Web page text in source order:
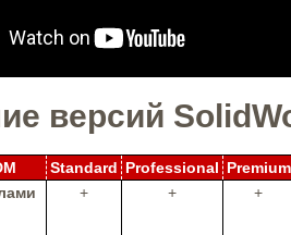
версий
Standard Professional Premium
+ + +